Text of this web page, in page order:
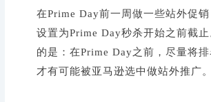
在Prime Day前一周做一些站外促
设置为Prime Day秒杀开始之前截止
的是：在Prime Day之前，尽量将排
才有可能被亚马逊选中做站外推广。